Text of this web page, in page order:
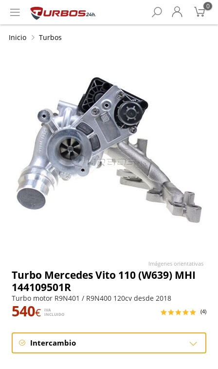
0
Inicio Turbos
Turbo Mercedes Vito 110 (W639) MHI
144109501R
Turbo motor R9N401 / R9N400 120cv desde 2018
540€
IVA
INCLUIDO
(4)
Intercambio
Imágenes orientativas